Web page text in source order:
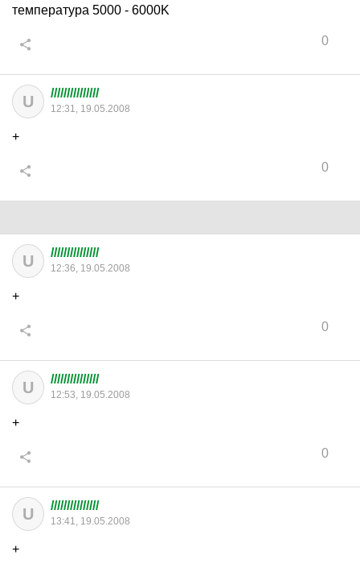
температура 5000 - 6000K
0
U ///////////////
12:31, 19.05.2008
+
0
U ///////////////
12:36, 19.05.2008
+
0
U ///////////////
12:53, 19.05.2008
+
0
U ///////////////
13:41, 19.05.2008
+